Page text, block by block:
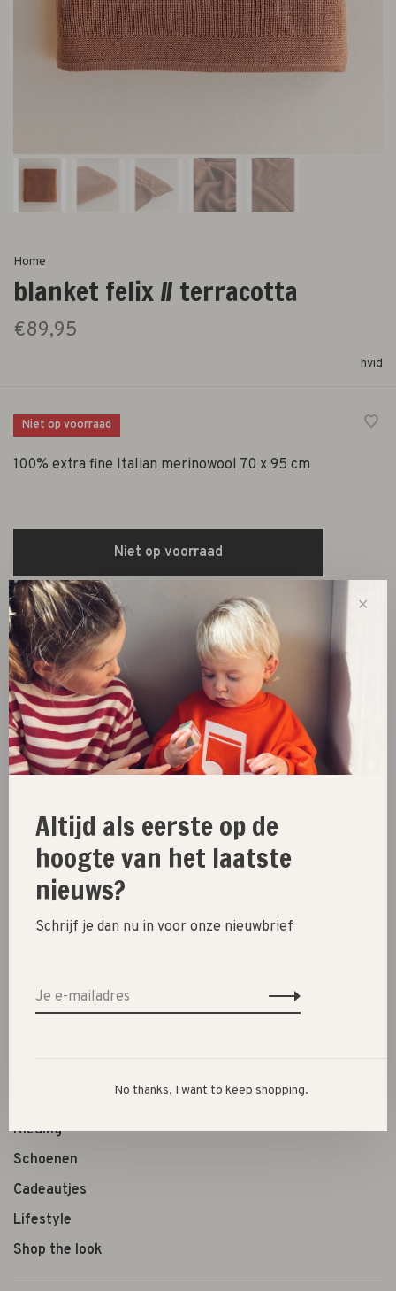
Home
blanket felix // terracotta
€89,95
hvid
Niet op voorraad
100% extra fine Italian merinowool 70 x 95 cm
Niet op voorraad
Size guide
Deel dit product: Facebook Twitter Pinterest E-mail
Beschrijving
blanket, suits for everyone with the big range of colours
100% extra fine Italian merinowool
70 x 95 cm
Kleding
Schoenen
Cadeautjes
Lifestyle
Shop the look
✕
Altijd als eerste op de
hoogte van het laatste
nieuws?
Schrijf je dan nu in voor onze nieuwbrief
No thanks, I want to keep shopping.